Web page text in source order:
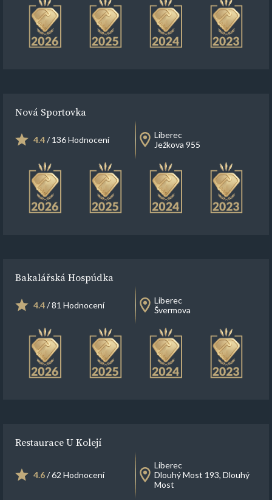
Nová Sportovka
4.4/ 136 Hodnocení
Liberec
Ježkova 955
Bakalářská Hospúdka
4.4/ 81 Hodnocení
Liberec
Švermova
Restaurace U Kolejí
4.6/ 62 Hodnocení
Liberec
Dlouhý Most 193, Dlouhý
Most